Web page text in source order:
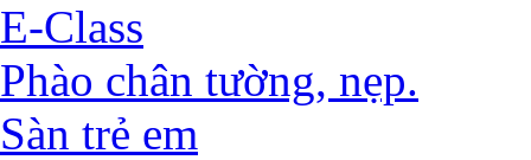
E-Class
Phào chân tường, nẹp.
Sàn trẻ em